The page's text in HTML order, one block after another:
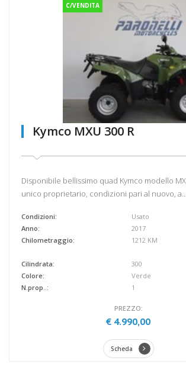
C/VENDITA
Kymco MXU 300 R
Disponibile bellissimo quad Kymco modello
unico proprietario, condizioni pari al nuovo,
Condizioni:
Anno:
Chilometraggio:
Usato
2017
1212 KM
Cilindrata:
Colore:
N.prop..:
300
Verde
1
PREZZO:
€ 4.990,00
Scheda